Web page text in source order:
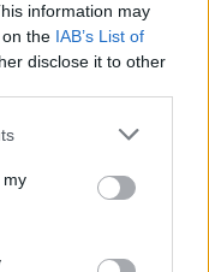
information may
the IAB’s List of
disclose it to other
or more Google
You may click to
third-party tags to
in below Google
my